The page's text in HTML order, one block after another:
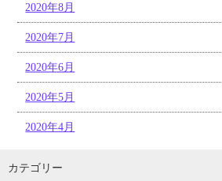
2020年8月
2020年7月
2020年6月
2020年5月
2020年4月
カテゴリー